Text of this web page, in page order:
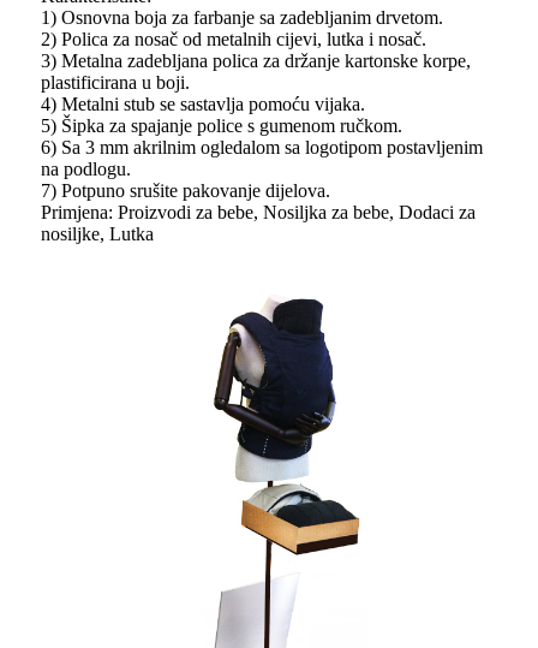
1) Osnovna boja za farbanje sa zadebljanim drvetom.
2) Polica za nosač od metalnih cijevi, lutka i nosač.
3) Metalna zadebljana polica za držanje kartonske korpe,
plastificirana u boji.
4) Metalni stub se sastavlja pomoću vijaka.
5) Šipka za spajanje police s gumenom ručkom.
6) Sa 3 mm akrilnim ogledalom sa logotipom postavljenim
na podlogu.
7) Potpuno srušite pakovanje dijelova.
Primjena: Proizvodi za bebe, Nosiljka za bebe, Dodaci za
nosiljke, Lutka